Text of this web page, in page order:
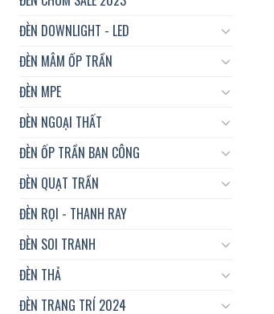
ĐÈN DOWNLIGHT - LED
ĐÈN MÂM ỐP TRẦN
ĐÈN MPE
ĐÈN NGOẠI THẤT
ĐÈN ỐP TRẦN BAN CÔNG
ĐÈN QUẠT TRẦN
ĐÈN RỌI - THANH RAY
ĐÈN SOI TRANH
ĐÈN THẢ
ĐÈN TRANG TRÍ 2024